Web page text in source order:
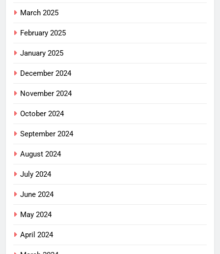
March 2025
February 2025
January 2025
December 2024
November 2024
October 2024
September 2024
August 2024
July 2024
June 2024
May 2024
April 2024